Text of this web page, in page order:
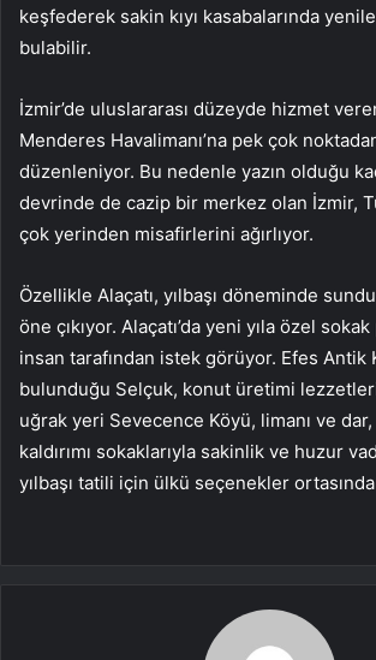
keşfederek sakin kıyı kasabalarında
bulabilir.
İzmir’de uluslararası düzeyde hizmet
Menderes Havalimanı’na pek çok
düzenleniyor. Bu nedenle yazın olduğu
devrinde de cazip bir merkez olan İzmir,
çok yerinden misafirlerini ağırlıyor.
Özellikle Alaçatı, yılbaşı döneminde
öne çıkıyor. Alaçatı’da yeni yıla özel
insan tarafından istek görüyor. Efes Antik
bulunduğu Selçuk, konut üretimi
uğrak yeri Sevecence Köyü, limanı ve
kaldırımı sokaklarıyla sakinlik ve huzur
yılbaşı tatili için ülkü seçenekler